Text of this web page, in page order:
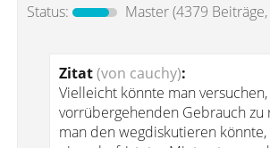
Status:
Master(4379
Zitat(von cauchy):
Vielleicht könnte man versuchen,
vorrübergehenden Gebrauch zu
man den wegdiskutieren